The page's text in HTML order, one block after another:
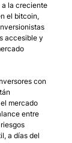
a la creciente
el bitcoin,
accesible y
con
mercado
entre
a días del